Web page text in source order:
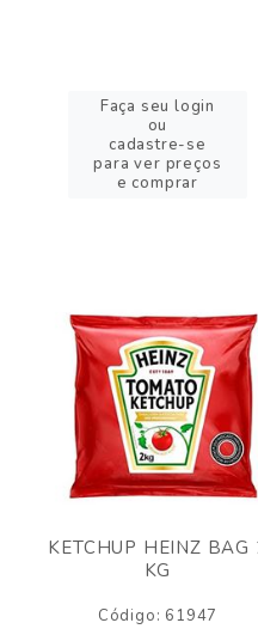
Faça seu login
ou
cadastre-se
para ver preços
e comprar
KETCHUP HEINZ BAG
KG
Código: 61947